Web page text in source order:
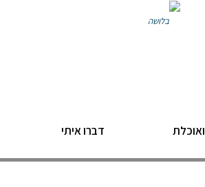
דברו איתי